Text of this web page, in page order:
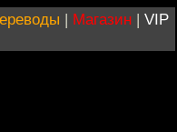
| Магазин | VIP